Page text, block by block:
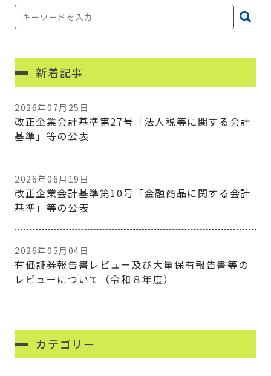
新着記事
2026年07月25日
改正企業会計基準第27号「法人税等に関する会計
基準」等の公表
2026年06月19日
改正企業会計基準第10号「金融商品に関する会計
基準」等の公表
2026年05月04日
有価証券報告書レビュー及び大量保有報告書等の
レビューについて（令和８年度）
カテゴリー